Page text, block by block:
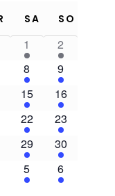
und
Ansichten,
Navigation
1
2
8
9
15
16
22
23
29
30
5 6